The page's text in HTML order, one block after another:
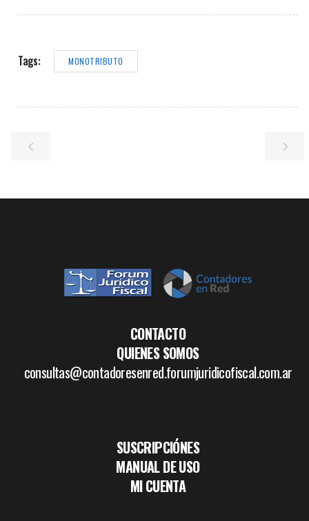
Tags: MONOTRIBUTO
CONTACTO
QUIENES SOMOS
consultas@contadoresenred.forumjuridicofiscal.com.ar
SUSCRIPCIÓNES
MANUAL DE USO
MI CUENTA